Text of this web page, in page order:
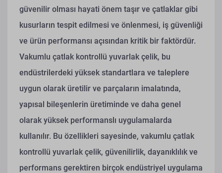
güvenilir olması hayati önem taşır ve çatlaklar gibi
kusurların tespit edilmesi ve önlenmesi, iş güvenliği
ve ürün performansı açısından kritik bir faktördür.
Vakumlu çatlak kontrollü yuvarlak çelik, bu
endüstrilerdeki yüksek standartlara ve taleplere
uygun olarak üretilir ve parçaların imalatında,
yapısal bileşenlerin üretiminde ve daha genel
olarak yüksek performanslı uygulamalarda
kullanılır. Bu özellikleri sayesinde, vakumlu çatlak
kontrollü yuvarlak çelik, güvenilirlik, dayanıklılık ve
performans gerektiren birçok endüstriyel uygulama